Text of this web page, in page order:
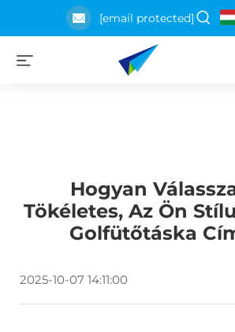
[email protected]
Hogyan
Tökéletes, Az Ön
Golfütőtáska
2025-10-07 14:11:00